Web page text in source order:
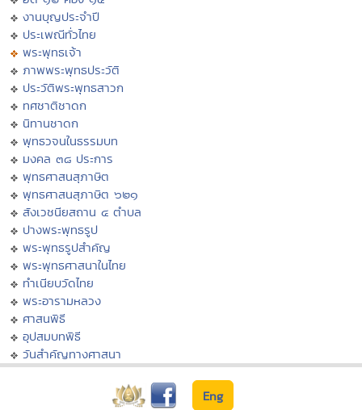
งานบุญประจำปี
ประเพณีทั่วไทย
พระพุทธเจ้า
ภาพพระพุทธประวัติ
ประวัติพระพุทธสาวก
ทศชาติชาดก
นิทานชาดก
พุทธวจนในธรรมบท
มงคล ๓๘ ประการ
พุทธศาสนสุภาษิต
พุทธศาสนสุภาษิต ๖๒๑
สังเวชนียสถาน ๔ ตำบล
ปางพระพุทธรูป
พระพุทธรูปสำคัญ
พระพุทธศาสนาในไทย
ทำเนียบวัดไทย
พระอารามหลวง
ศาสนพิธี
อุปสมบทพิธี
วันสำคัญทางศาสนา
Eng